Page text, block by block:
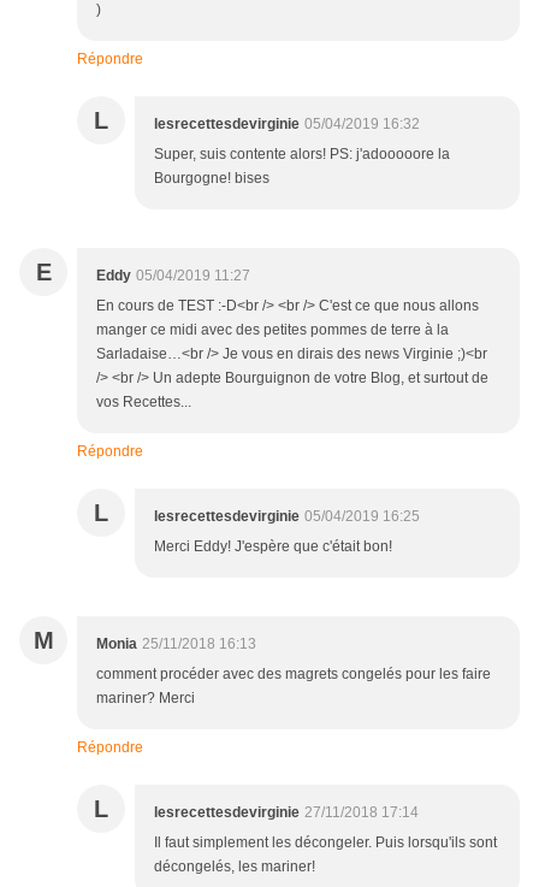
)
Répondre
L lesrecettesdevirginie 05/04/2019 16:32
Super, suis contente alors! PS: j'adooooore la
Bourgogne! bises
E Eddy 05/04/2019 11:27
En cours de TEST :-D<br /> <br /> C'est ce que nous allons
manger ce midi avec des petites pommes de terre à la
Sarladaise…<br /> Je vous en dirais des news Virginie ;)<br
/> <br /> Un adepte Bourguignon de votre Blog, et surtout de
vos Recettes...
Répondre
L lesrecettesdevirginie 05/04/2019 16:25
Merci Eddy! J'espère que c'était bon!
M Monia 25/11/2018 16:13
comment procéder avec des magrets congelés pour les faire
mariner? Merci
Répondre
L lesrecettesdevirginie 27/11/2018 17:14
Il faut simplement les décongeler. Puis lorsqu'ils sont
décongelés, les mariner!